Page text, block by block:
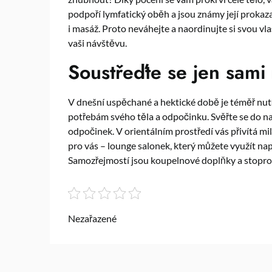
podpoří lymfatický oběh a jsou známy její
i masáž. Proto neváhejte a naordinujte si svou
vaši návštěvu.
Soustřeďte se jen
V dnešní uspěchané a hektické době je téměř
potřebám svého těla a odpočinku. Svěřte se do
odpočinek. V orientálním prostředí vás přivítá
pro vás – lounge salonek, který můžete využít
Samozřejmostí jsou koupelnové doplňky a
Nezařazené